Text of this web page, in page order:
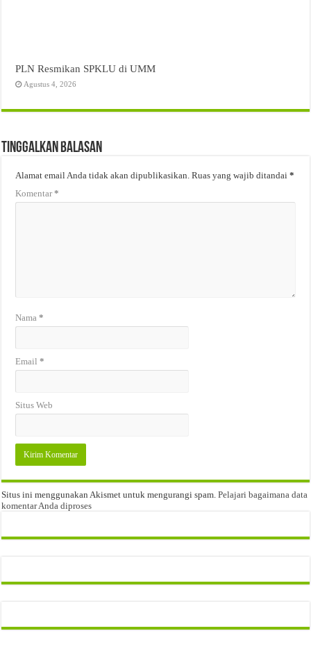
PLN Resmikan SPKLU di UMM
Agustus 4, 2026
Tinggalkan Balasan
Alamat email Anda tidak akan dipublikasikan. Ruas yang wajib ditandai*
Komentar*
Nama*
Email*
Situs Web
Situs ini menggunakan Akismet untuk mengurangi spam.Pelajari bagaimana data
komentar Anda diproses